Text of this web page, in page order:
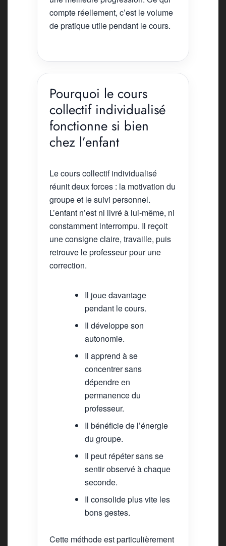
compte réellement, c’est le volume
de pratique utile pendant le cours.
Pourquoi le cours
collectif individualisé
fonctionne si bien
chez l’enfant
Le cours collectif individualisé
réunit deux forces : la motivation du
groupe et le suivi personnel.
L’enfant n’est ni livré à lui-même, ni
constamment interrompu. Il reçoit
une consigne claire, travaille, puis
retrouve le professeur pour une
correction.
Il joue davantage
pendant le cours.
Il développe son
autonomie.
Il apprend à se
concentrer sans
dépendre en
permanence du
professeur.
Il bénéficie de l’énergie
du groupe.
Il peut répéter sans se
sentir observé à chaque
seconde.
Il consolide plus vite les
bons gestes.
Cette méthode est particulièrement